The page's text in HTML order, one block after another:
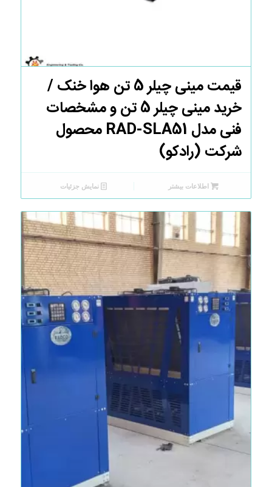
قیمت مینی چیلر 5 تن هوا خنک /
خرید مینی چیلر 5 تن و مشخصات
فنی مدل RAD-SLA51 محصول
شرکت (رادکو)
اطلاعات بیشتر نمایش جزئیات